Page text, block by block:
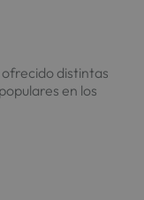
distintas
en los